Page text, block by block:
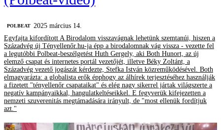
‎POLBEAT 2025 március 14.
Egyfajta kifordított A Birodalom visszavágnak lehetünk szemtanúi, hiszen a
Századvég új Tényellenőr.hu-ja épp a birodalomnak vág vissza - vezette fel
a legutóbbi Polbeat-beszélgetést Huth Gergely, aki Both Hunort, az új
elemző csapat és internetes portál vezetőjét, illetve Béky Zoltánt, a
Századvég vezető jogászát kérdezte, Stefka István közreműködésével. Both
elmagyarázta: a globalista erők épphogy az álhírek terjesztéséhez használják
a fizetett "tényellenőr csapataikat" és elég nagy sikerrel jártak világszerte a
negatív kampányaikkal, hangulatkeltéseikkel. E fegyverük kifejezetten a
nemzeti szuverenitás megtámadására irányult, de "most ellenük fordítjuk
azt."